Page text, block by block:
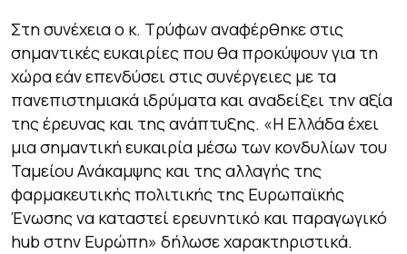
Στη συνέχεια ο κ. Τρύφων αναφέρθηκε στις
σημαντικές ευκαιρίες που θα προκύψουν για τη
χώρα εάν επενδύσει στις συνέργειες με τα
πανεπιστημιακά ιδρύματα και αναδείξει την αξία
της έρευνας και της ανάπτυξης. «Η Ελλάδα έχει
μια σημαντική ευκαιρία μέσω των κονδυλίων του
Ταμείου Ανάκαμψης και της αλλαγής της
φαρμακευτικής πολιτικής της Ευρωπαϊκής
Ένωσης να καταστεί ερευνητικό και παραγωγικό
hub στην Ευρώπη» δήλωσε χαρακτηριστικά.